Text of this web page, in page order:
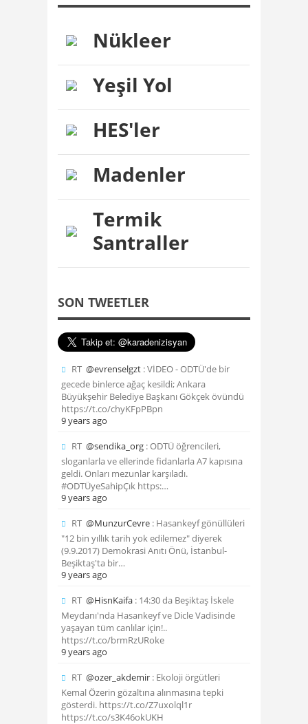
Nükleer
Yeşil Yol
HES'ler
Madenler
Termik
Santraller
SON TWEETLER
RT @evrenselgzt : VİDEO - ODTÜ'de bir
gecede binlerce ağaç kesildi; Ankara
Büyükşehir Belediye Başkanı Gökçek övündü
https://t.co/chyKFpPBpn
9 years ago
RT @sendika_org : ODTÜ öğrencileri,
sloganlarla ve ellerinde fidanlarla A7 kapısına
geldi. Onları mezunlar karşıladı.
#ODTÜyeSahipÇık https:…
9 years ago
RT @MunzurCevre : Hasankeyf gönüllüleri
"12 bin yıllık tarih yok edilemez" diyerek
(9.9.2017) Demokrasi Anıtı Önü, İstanbul-
Beşiktaş'ta bir…
9 years ago
RT @HisnKaifa : 14:30 da Beşiktaş İskele
Meydanı'nda Hasankeyf ve Dicle Vadisinde
yaşayan tüm canlılar için!..
https://t.co/brmRzURoke
9 years ago
RT @ozer_akdemir : Ekoloji örgütleri
Kemal Özerin gözaltına alınmasına tepki
gösterdi. https://t.co/Z7uxolql1r
https://t.co/s3K46okUKH